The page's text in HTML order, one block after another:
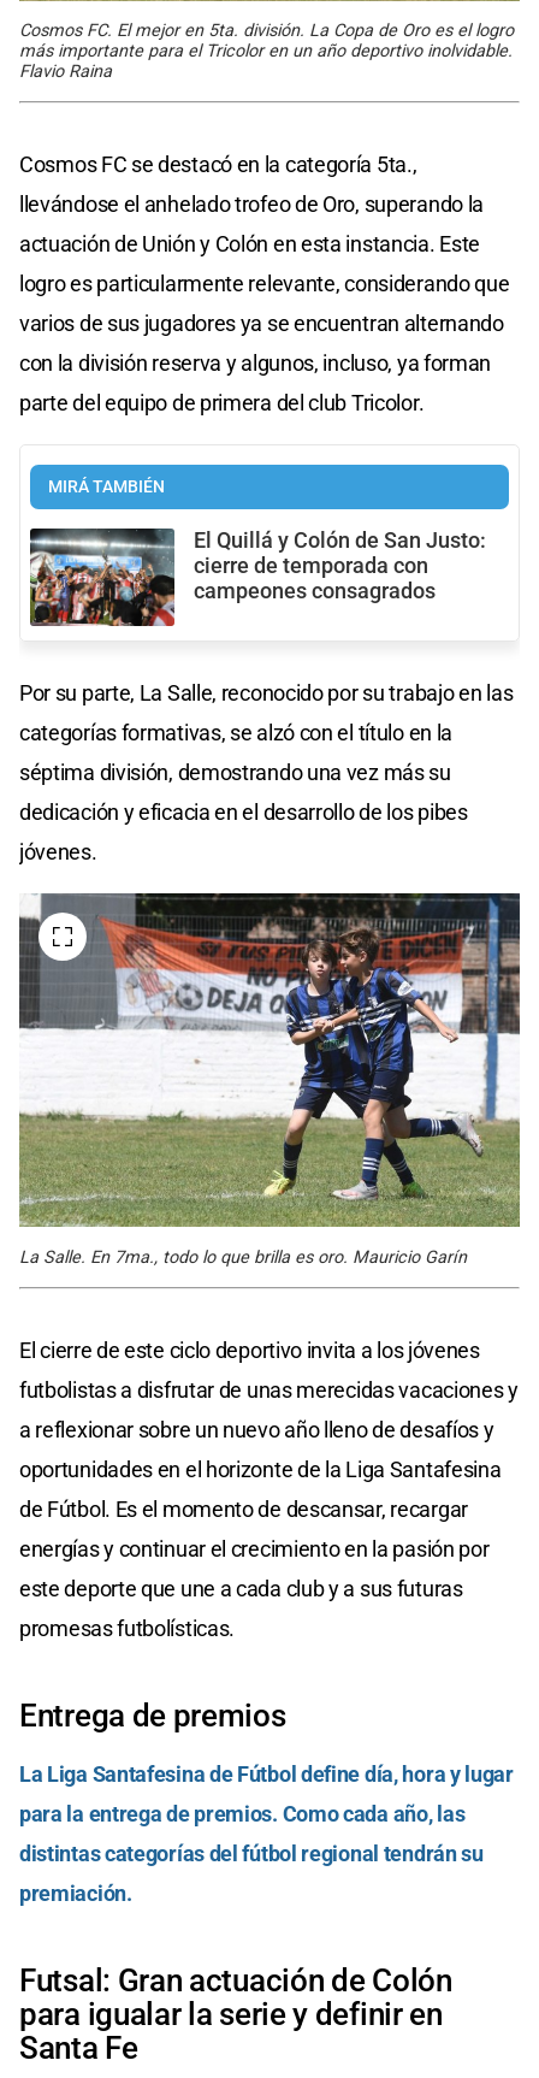
Cosmos FC. El mejor en 5ta. división. La Copa de Oro es el logro
más importante para el Tricolor en un año deportivo inolvidable.
Flavio Raina
Cosmos FC se destacó en la categoría 5ta.,
llevándose el anhelado trofeo de Oro, superando la
actuación de Unión y Colón en esta instancia. Este
logro es particularmente relevante, considerando que
varios de sus jugadores ya se encuentran alternando
con la división reserva y algunos, incluso, ya forman
parte del equipo de primera del club Tricolor.
MIRÁ TAMBIÉN
El Quillá y Colón de San Justo:
cierre de temporada con
campeones consagrados
Por su parte, La Salle, reconocido por su trabajo en las
categorías formativas, se alzó con el título en la
séptima división, demostrando una vez más su
dedicación y eficacia en el desarrollo de los pibes
jóvenes.
La Salle. En 7ma., todo lo que brilla es oro. Mauricio Garín
El cierre de este ciclo deportivo invita a los jóvenes
futbolistas a disfrutar de unas merecidas vacaciones y
a reflexionar sobre un nuevo año lleno de desafíos y
oportunidades en el horizonte de la Liga Santafesina
de Fútbol. Es el momento de descansar, recargar
energías y continuar el crecimiento en la pasión por
este deporte que une a cada club y a sus futuras
promesas futbolísticas.
Entrega de premios
La Liga Santafesina de Fútbol define día, hora y lugar
para la entrega de premios. Como cada año, las
distintas categorías del fútbol regional tendrán su
premiación.
Futsal: Gran actuación de Colón
para igualar la serie y definir en
Santa Fe